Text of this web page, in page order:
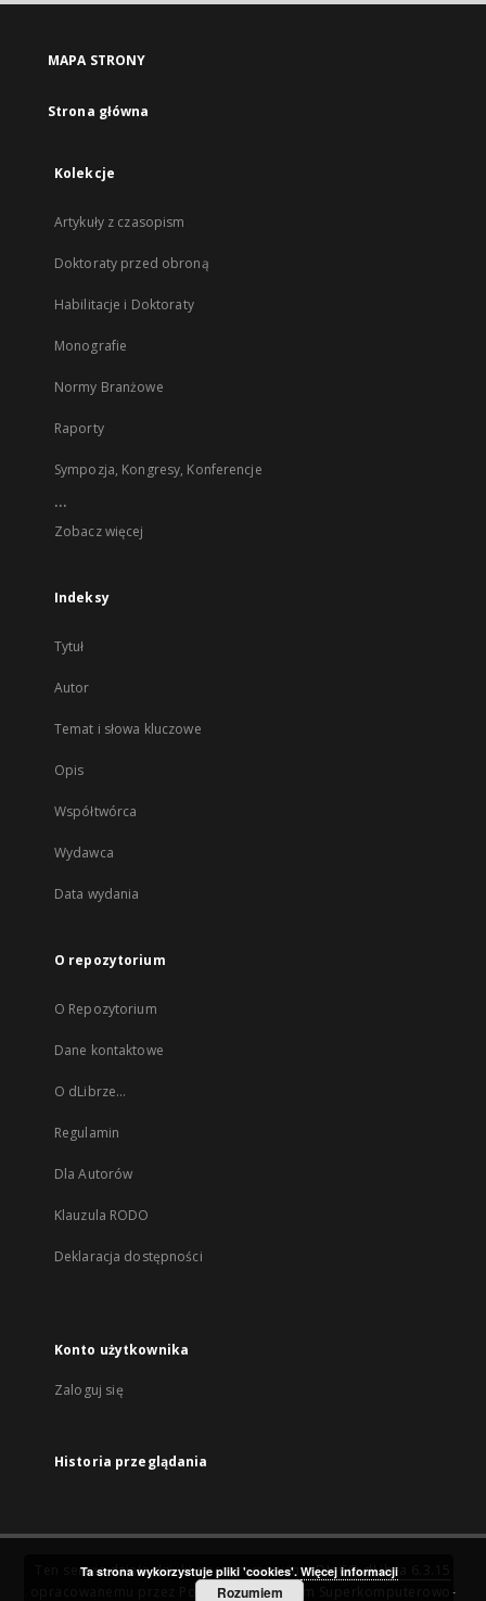
MAPA STRONY
Strona główna
Kolekcje
Artykuły z czasopism
Doktoraty przed obroną
Habilitacje i Doktoraty
Monografie
Normy Branżowe
Raporty
Sympozja, Kongresy, Konferencje
...
Zobacz więcej
Indeksy
Tytuł
Autor
Temat i słowa kluczowe
Opis
Współtwórca
Wydawca
Data wydania
O repozytorium
O Repozytorium
Dane kontaktowe
O dLibrze...
Regulamin
Dla Autorów
Klauzula RODO
Deklaracja dostępności
Konto użytkownika
Zaloguj się
Historia przeglądania
Ten serwis działa dzięki oprogramowaniuDInGO dLibra 6.3.15
Poznańskie Centrum Superkomputerowo-
Ta strona wykorzystuje pliki 'cookies'. Więcej informacji
Rozumiem